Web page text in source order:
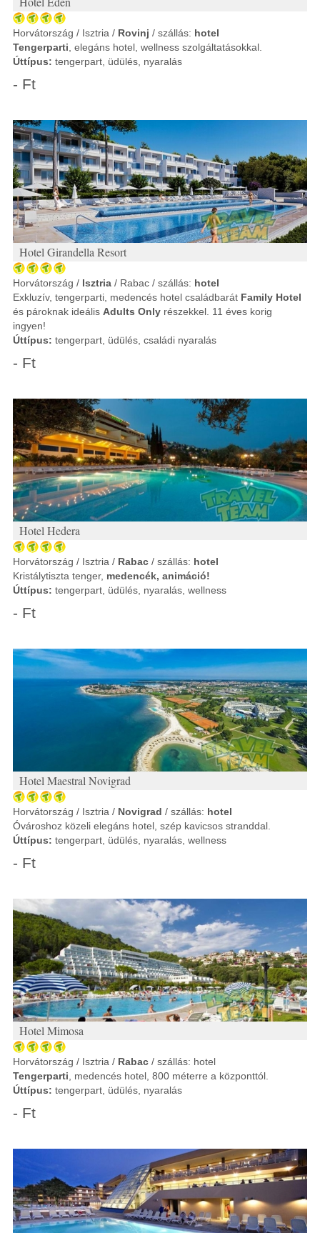
Horvátország / Isztria / Rovinj / szállás: hotel
Tengerparti , elegáns hotel, wellness szolgáltatásokkal.
Úttípus: tengerpart, üdülés, nyaralás
- Ft
Hotel Girandella Resort
Horvátország / Isztria / Rabac / szállás: hotel
Exkluzív, tengerparti, medencés hotel családbarát Family Hotel
és pároknak ideális Adults Only részekkel. 11 éves korig
ingyen!
Úttípus: tengerpart, üdülés, családi nyaralás
- Ft
Hotel Hedera
Horvátország / Isztria / Rabac / szállás: hotel
Kristálytiszta tenger, medencék, animáció!
Úttípus: tengerpart, üdülés, nyaralás, wellness
- Ft
Hotel Maestral Novigrad
Horvátország / Isztria / Novigrad / szállás: hotel
Óvároshoz közeli elegáns hotel, szép kavicsos stranddal.
Úttípus: tengerpart, üdülés, nyaralás, wellness
- Ft
Hotel Mimosa
Horvátország / Isztria / Rabac / szállás: hotel
Tengerparti , medencés hotel, 800 méterre a központtól.
Úttípus: tengerpart, üdülés, nyaralás
- Ft